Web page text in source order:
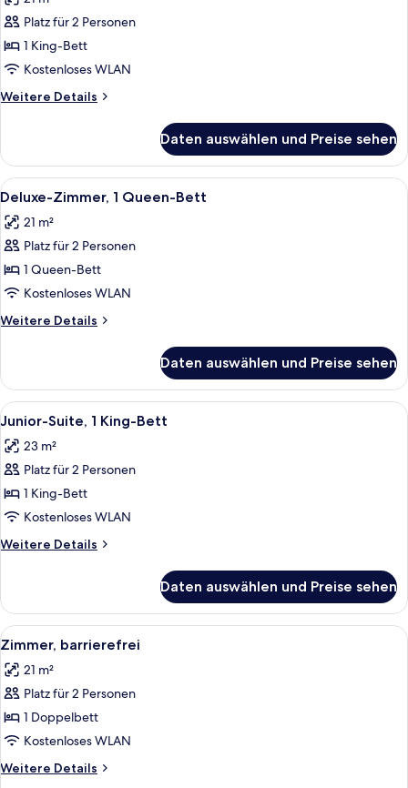
für
Zimmer,
1 King-
Bett
anzeigen
Platz für 2 Personen
1 King-Bett
Kostenloses WLAN
Weitere Details
Weitere
1 King-
Bett
Daten auswählen und Preise sehen
Alle
Fotos
für
Deluxe-
Zimmer,
1
Queen-
Bett
Ein Hotelzimmer mit einem großen
7
Deluxe-Zimmer, 1 Queen-Bett
21 m²
Platz für 2 Personen
1 Queen-Bett
Kostenloses WLAN
Weitere Details
Weitere
Zimmer,
Queen-
Daten auswählen und Preise sehen
Alle
Fotos
für
Junior-
Suite,
1 King-
Bett
anzeigen
Ein modernes Hotelzimmer mit
9
Junior-Suite, 1 King-Bett
23 m²
Platz für 2 Personen
1 King-Bett
Kostenloses WLAN
Weitere Details
Weitere
Suite,
1 King-
Bett
Daten auswählen und Preise sehen
Alle
Fotos
für
Zimmer,
barrierefrei
anzeigen
Ein Hotelzimmer mit einem großen
9
Zimmer, barrierefrei
21 m²
Platz für 2 Personen
1 Doppelbett
Kostenloses WLAN
Weitere Details
Weitere